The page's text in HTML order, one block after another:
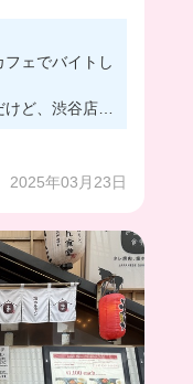
ェでバイトし
ど、渋谷店は
だわってる
店内綺麗だった
はみんな美男
、色々な人と関
2025年03月23日